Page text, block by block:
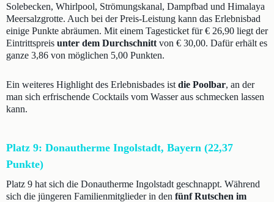
Solebecken, Whirlpool, Strömungskanal, Dampfbad und Himalaya
Meersalzgrotte. Auch bei der Preis-Leistung kann das Erlebnisbad
einige Punkte abräumen. Mit einem Tagesticket für € 26,90 liegt der
Eintrittspreis unter dem Durchschnitt von € 30,00. Dafür erhält es
ganze 3,86 von möglichen 5,00 Punkten.
Ein weiteres Highlight des Erlebnisbades ist die Poolbar, an der
man sich erfrischende Cocktails vom Wasser aus schmecken lassen
kann.
Platz 9: Donautherme Ingolstadt, Bayern (22,37
Punkte)
Platz 9 hat sich die Donautherme Ingolstadt geschnappt. Während
sich die jüngeren Familienmitglieder in den fünf Rutschen im